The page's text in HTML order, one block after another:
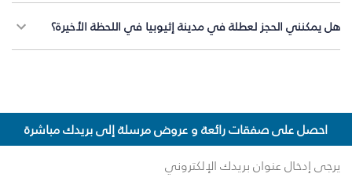
هل يمكنني الحجز لعطلة في مدينة إثيوبيا في اللحظة الأخيرة؟
احصل على صفقات رائعة و عروض مرسلة إلى بريدك مباشرة